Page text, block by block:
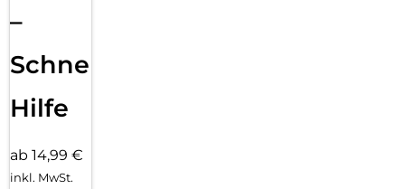
–
Schnelle
Hilfe
ab 14,99 €
inkl. MwSt.